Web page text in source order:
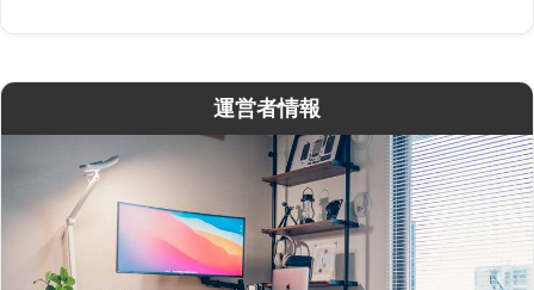
運営者情報